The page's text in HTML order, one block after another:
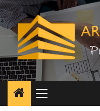
Przejdź
do
treści
Menu
główne